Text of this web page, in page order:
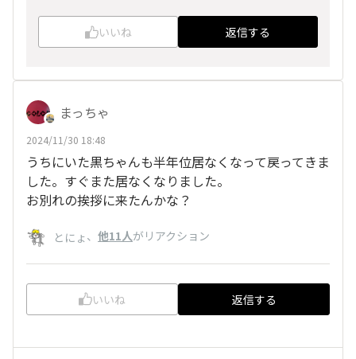
いいね 返信する
まっちゃ
2024/11/30 18:48
うちにいた黒ちゃんも半年位居なくなって戻ってきま
した。すぐまた居なくなりました。
お別れの挨拶に来たんかな？
とにょ、 他11人がリアクション
いいね 返信する